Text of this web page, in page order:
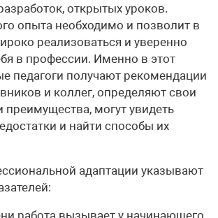
открытых уроков.
опыта необходимо и позволит в
реализоваться и уверенно
в профессии. Именно в этот
педагоги получают рекомендации
и коллег, определяют свои
могут увидеть
и найти способы их
адаптации указывают